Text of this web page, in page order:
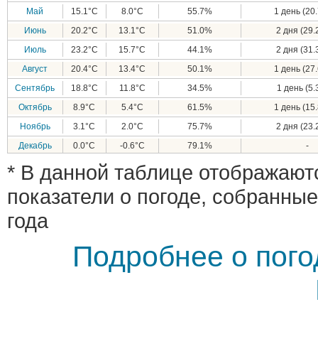
Май
15.1°C 8.0°C 55.7%
1 день
Июнь
20.2°C 13.1°C 51.0%
2 дня
Июль
23.2°C 15.7°C 44.1%
2 дня
Август
20.4°C 13.4°C 50.1%
1 день
Сентябрь
18.8°C 11.8°C 34.5%
1 день
Октябрь
8.9°C 5.4°C 61.5%
1 день
Ноябрь
3.1°C 2.0°C 75.7%
2 дня
Декабрь
0.0°C -0.6°C 79.1% -
* В данной таблице
показатели о погоде,
года
Подробнее о